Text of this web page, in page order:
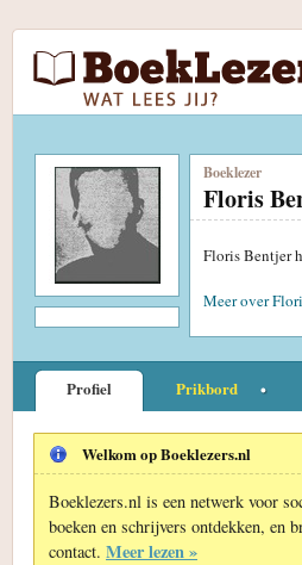
Boeklezer
Floris
Floris Bentjer
Meer over
Profiel Prikbord
Welkom op Boeklezers.nl
Boeklezers.nl is een netwerk voor
boeken en schrijvers ontdekken, en
contact. Meer lezen »